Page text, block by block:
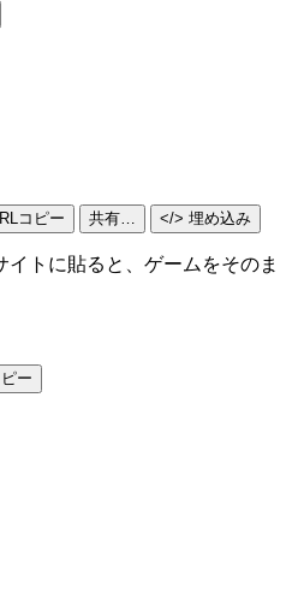
コピー 共有… </> 埋め込み
イトに貼ると、ゲームをそのま
ー